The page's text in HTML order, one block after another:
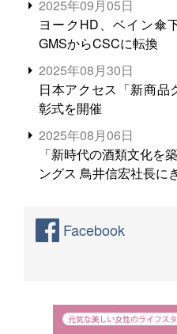
2025年09月05日
ヨークHD、ベイン傘
GMSからCSCに転換
2025年08月30日
日本アクセス「新商品
彰式を開催
2025年08月06日
「新時代の酒類文化を
ングス 鳥井信宏社長に
Facebook